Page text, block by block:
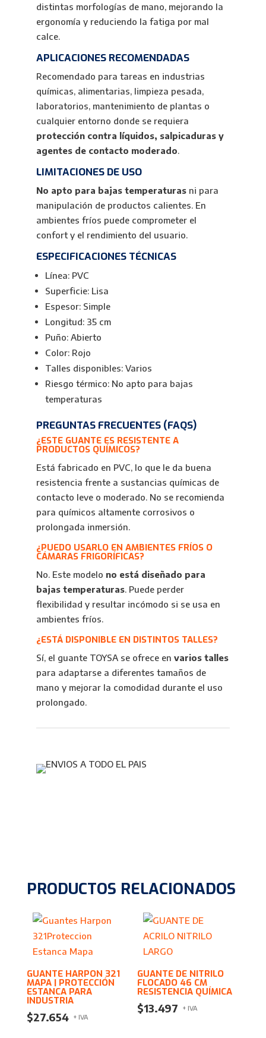
distintas morfologías de mano, mejorando la
ergonomía y reduciendo la fatiga por mal
calce.
APLICACIONES RECOMENDADAS
Recomendado para tareas en industrias
químicas, alimentarias, limpieza pesada,
laboratorios, mantenimiento de plantas o
cualquier entorno donde se requiera
protección contra líquidos, salpicaduras y
agentes de contacto moderado.
LIMITACIONES DE USO
No apto para bajas temperaturasni para
manipulación de productos calientes. En
ambientes fríos puede comprometer el
confort y el rendimiento del usuario.
ESPECIFICACIONES TÉCNICAS
Línea: PVC
Superficie: Lisa
Espesor: Simple
Longitud: 35 cm
Puño: Abierto
Color: Rojo
Talles disponibles: Varios
Riesgo térmico: No apto para bajas
temperaturas
PREGUNTAS FRECUENTES (FAQS)
¿ESTE GUANTE ES RESISTENTE A
PRODUCTOS QUÍMICOS?
Está fabricado en PVC, lo que le da buena
resistencia frente a sustancias químicas de
contacto leve o moderado. No se recomienda
para químicos altamente corrosivos o
prolongada inmersión.
¿PUEDO USARLO EN AMBIENTES FRÍOS O
CÁMARAS FRIGORÍFICAS?
No. Este modelo no está diseñado para
bajas temperaturas. Puede perder
flexibilidad y resultar incómodo si se usa en
ambientes fríos.
¿ESTÁ DISPONIBLE EN DISTINTOS TALLES?
Sí, el guante TOYSA se ofrece en varios talles
para adaptarse a diferentes tamaños de
mano y mejorar la comodidad durante el uso
prolongado.
PRODUCTOS RELACIONADOS
GUANTE HARPON 321
MAPA | PROTECCIÓN
ESTANCA PARA
INDUSTRIA
$27.654 + IVA
GUANTE DE NITRILO
FLOCADO 46 CM
RESISTENCIA QUÍMICA
$13.497 + IVA